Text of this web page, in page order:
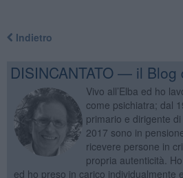
Indietro
DISINCANTATO — il
Vivo all’Elba ed ho
come psichiatra; dal
primario e dirigente
2017 sono in
ricevere persone in
propria autenticità.
ed ho preso in carico individualmente